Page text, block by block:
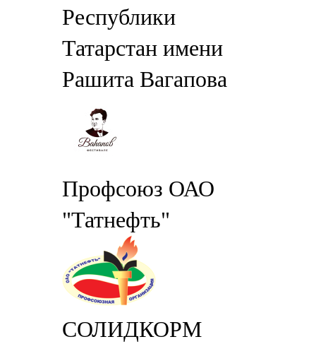
Республики
Татарстан имени
Рашита Вагапова
Профсоюз ОАО
"Татнефть"
СОЛИДКОРМ